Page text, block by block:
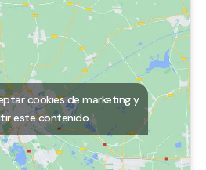
cookies de marketing y
este contenido